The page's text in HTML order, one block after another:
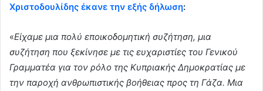
Χριστοδουλίδης έκανε την εξής δήλωση:
«Είχαμε μια πολύ εποικοδομητική συζήτηση, μια
συζήτηση που ξεκίνησε με τις ευχαριστίες του Γενικού
Γραμματέα για τον ρόλο της Κυπριακής Δημοκρατίας με
την παροχή ανθρωπιστικής βοήθειας προς τη Γάζα. Μια